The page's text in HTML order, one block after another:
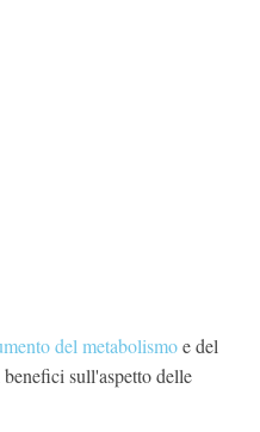
del metabolismoe del
sull'aspetto delle